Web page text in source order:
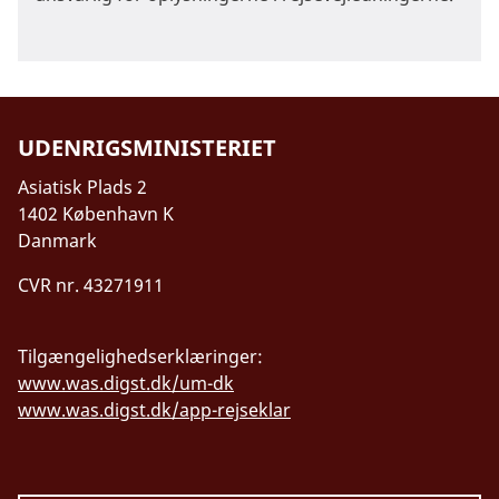
UDENRIGSMINISTERIET
Asiatisk Plads 2
1402 København K
Danmark
CVR nr. 43271911
Tilgængelighedserklæringer:
www.was.digst.dk/um-dk
www.was.digst.dk/app-rejseklar